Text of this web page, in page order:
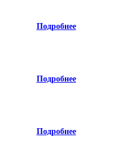
Подробнее
Подробнее
Подробнее